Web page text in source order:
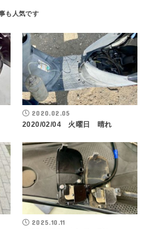
2020.02.05
2020/02/04 火曜日 晴れ
2025.10.11